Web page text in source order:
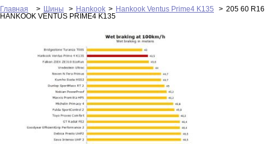
Главная > Шины > Hankook > Hankook Ventus Prime4 K135 > 205 60 R16
HANKOOK VENTUS PRIME4 K135